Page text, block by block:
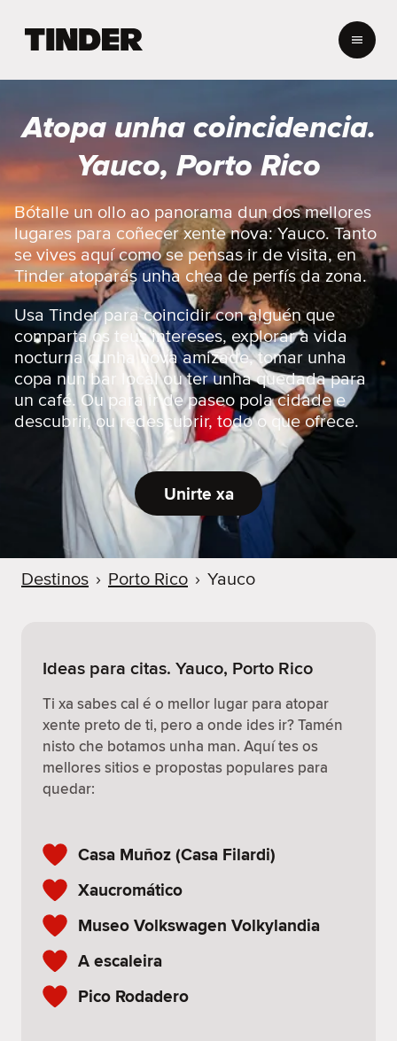
r
o
e
Atopa unha coincidencia.
Yauco, Porto Rico
Bótalle un ollo ao panorama dun dos mellores
lugares para coñecer xente nova: Yauco. Tanto
se vives aquí como se pensas ir de visita, en
Tinder atoparás unha chea de perfís da zona.
Usa Tinder para coincidir con alguén que
comparta os teus intereses, explorar a vida
nocturna cunha nova amizade, tomar unha
copa nun bar local ou ter unha quedada para
un café. Ou para ir de paseo pola cidade e
descubrir, ou redescubrir, todo o que ofrece.
Unirte xa
Destinos › Porto Rico › Yauco
Ideas para citas. Yauco, Porto Rico
Ti xa sabes cal é o mellor lugar para atopar
xente preto de ti, pero a onde ides ir? Tamén
nisto che botamos unha man. Aquí tes os
mellores sitios e propostas populares para
quedar:
Casa Muñoz (Casa Filardi)
Xaucromático
Museo Volkswagen Volkylandia
A escaleira
Pico Rodadero